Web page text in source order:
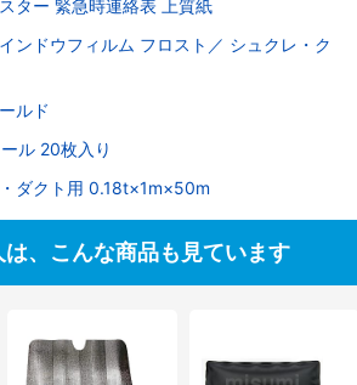
ター 緊急時連絡表 上質紙
ンドウフィルム フロスト／ シュクレ・ク
ルド
ル 20枚入り
ダクト用 0.18t×1m×50m
、こんな商品も見ています